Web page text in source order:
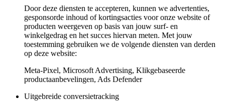
Door deze diensten te accepteren, kunnen we advertenties,
gesponsorde inhoud of kortingsacties voor onze website of
producten weergeven op basis van jouw surf- en
winkelgedrag en het succes hiervan meten. Met jouw
toestemming gebruiken we de volgende diensten van derden
op deze website:
Meta-Pixel, Microsoft Advertising, Klikgebaseerde
productaanbevelingen, Ads Defender
Uitgebreide conversietracking